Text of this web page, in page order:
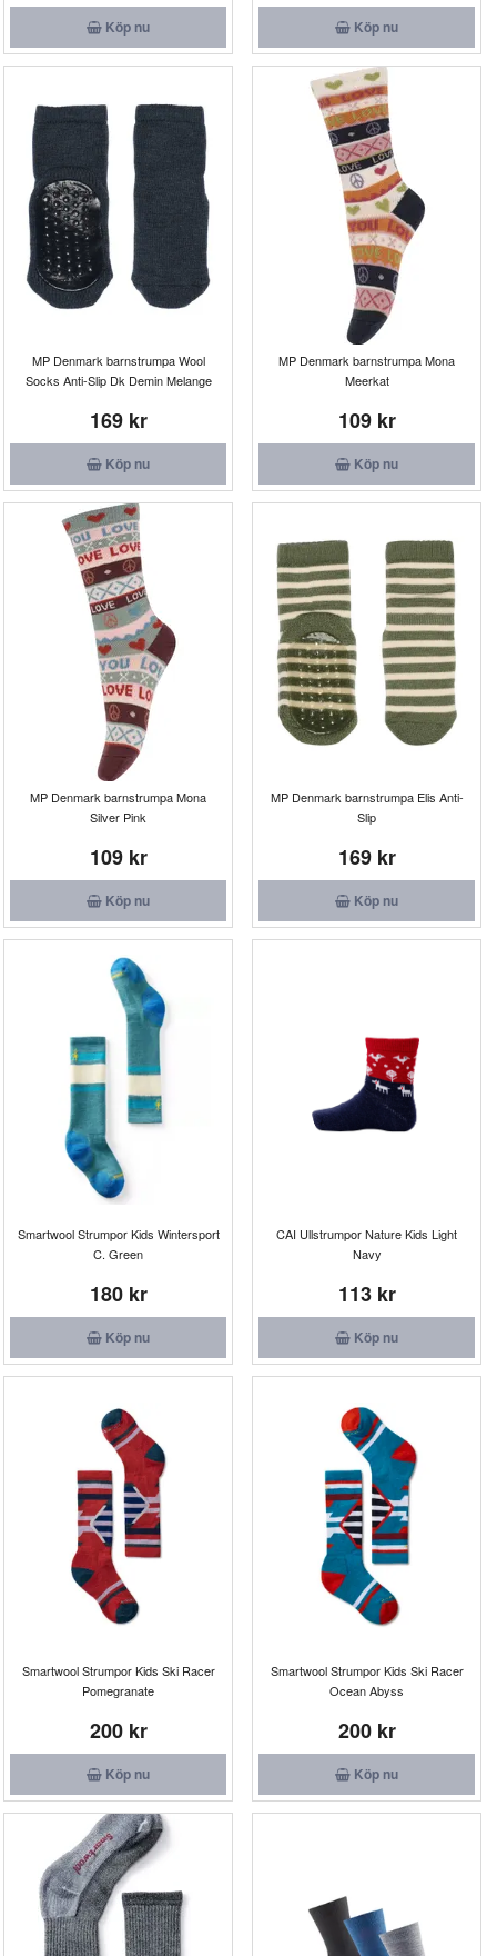
Köp nu Köp nu
MP Denmark barnstrumpa Wool
Socks Anti-Slip Dk Demin Melange
169 kr
Köp nu
MP Denmark barnstrumpa Mona
Meerkat
109 kr
Köp nu
MP Denmark barnstrumpa Mona
Silver Pink
109 kr
Köp nu
MP Denmark barnstrumpa Elis Anti-
Slip
169 kr
Köp nu
Smartwool Strumpor Kids Wintersport
C. Green
180 kr
Köp nu
CAI Ullstrumpor Nature Kids Light
Navy
113 kr
Köp nu
Smartwool Strumpor Kids Ski Racer
Pomegranate
200 kr
Köp nu
Smartwool Strumpor Kids Ski Racer
Ocean Abyss
200 kr
Köp nu